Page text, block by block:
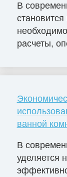
В
расчеты,
ванной
В
уделяется